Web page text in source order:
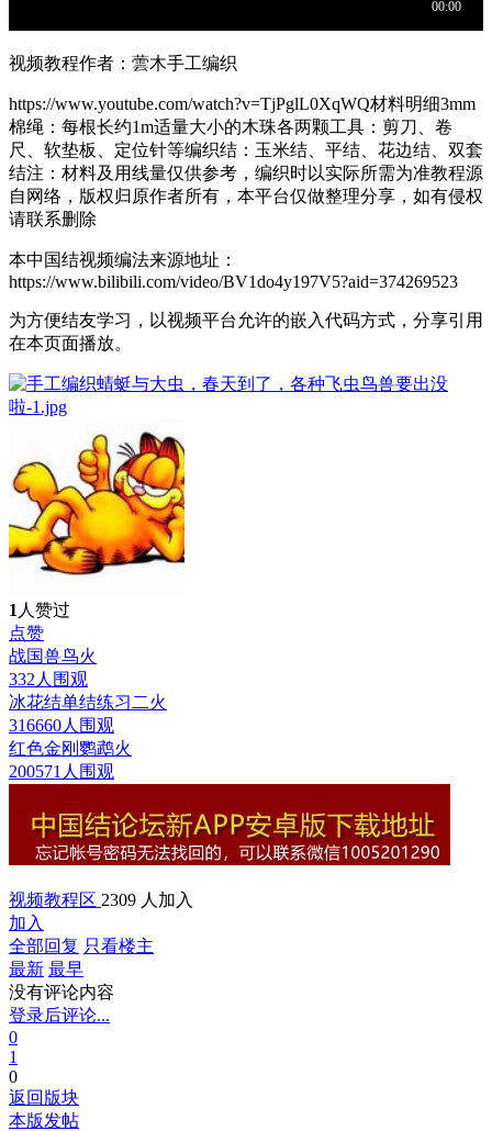
视频教程作者：蕓木手工编织
https://www.youtube.com/watch?v=TjPglL0XqWQ材料明细3mm
棉绳：每根长约1m适量大小的木珠各两颗工具：剪刀、卷
尺、软垫板、定位针等编织结：玉米结、平结、花边结、双套
结注：材料及用线量仅供参考，编织时以实际所需为准教程源
自网络，版权归原作者所有，本平台仅做整理分享，如有侵权
请联系删除
本中国结视频编法来源地址：
https://www.bilibili.com/video/BV1do4y197V5?aid=374269523
为方便结友学习，以视频平台允许的嵌入代码方式，分享引用
在本页面播放。
1 人赞过
点赞
战国兽鸟火
332人围观
冰花结单结练习二火
316660人围观
红色金刚鹦鹉火
200571人围观
视频教程区 2309 人加入
加入
全部回复 只看楼主
最新 最早
没有评论内容
登录后评论...
0
1
0
返回版块
本版发帖